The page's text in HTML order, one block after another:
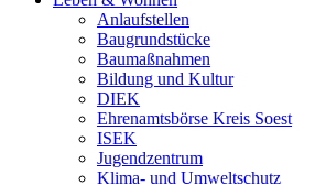
Anlaufstellen
Baugrundstücke
Baumaßnahmen
Bildung und Kultur
DIEK
Ehrenamtsbörse Kreis Soest
ISEK
Jugendzentrum
Klima- und Umweltschutz